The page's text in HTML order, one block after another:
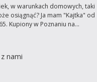
w warunkach domowych, taki
osiągnąć? Ja mam "Kajtka" od
Kupiony w Poznaniu na…
nami